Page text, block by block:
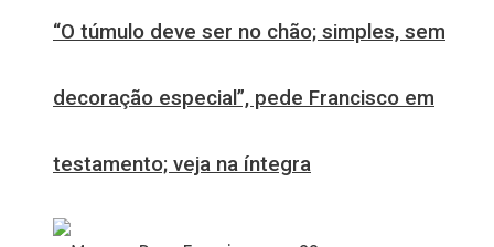
“O túmulo deve ser no chão; simples, sem
decoração especial”, pede Francisco em
testamento; veja na íntegra